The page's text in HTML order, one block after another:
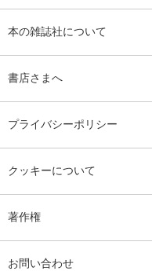
本の雑誌社について
書店さまへ
プライバシーポリシー
クッキーについて
著作権
お問い合わせ